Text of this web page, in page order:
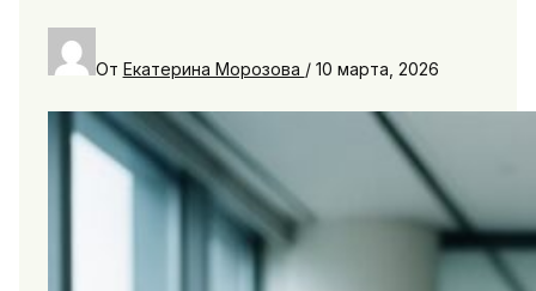
От Екатерина Морозова / 10 марта, 2026